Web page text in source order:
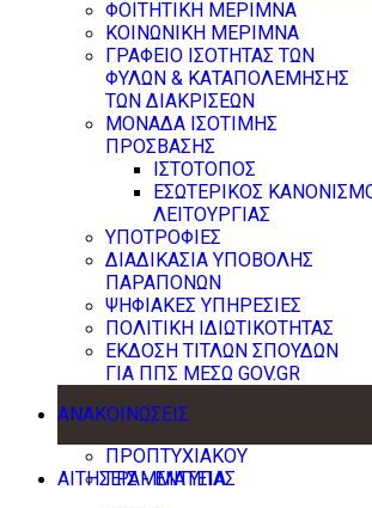
ΦΟΙΤΗΤΙΚΗ ΜΕΡΙΜΝΑ
ΚΟΙΝΩΝΙΚΗ ΜΕΡΙΜΝΑ
ΓΡΑΦΕΙΟ ΙΣΟΤΗΤΑΣ ΤΩΝ
ΦΥΛΩΝ & ΚΑΤΑΠΟΛΕΜΗΣΗΣ
ΤΩΝ ΔΙΑΚΡΙΣΕΩΝ
ΜΟΝΑΔΑ ΙΣΟΤΙΜΗΣ
ΠΡΟΣΒΑΣΗΣ
ΙΣΤΟΤΟΠΟΣ
ΕΣΩΤΕΡΙΚΟΣ
ΛΕΙΤΟΥΡΓΙΑΣ
ΥΠΟΤΡΟΦΙΕΣ
ΔΙΑΔΙΚΑΣΙΑ ΥΠΟΒΟΛΗΣ
ΠΑΡΑΠΟΝΩΝ
ΨΗΦΙΑΚΕΣ ΥΠΗΡΕΣΙΕΣ
ΠΟΛΙΤΙΚΗ ΙΔΙΩΤΙΚΟΤΗΤΑΣ
ΕΚΔΟΣΗ ΤΙΤΛΩΝ ΣΠΟΥΔΩΝ
ΓΙΑ ΠΠΣ ΜΕΣΩ GOV.GR
ΑΝΑΚΟΙΝΩΣΕΙΣ
ΠΡΟΠΤΥΧΙΑΚΟΥ
ΓΡΑΜΜΑΤΕΙΑΣ
ΑΙΤΗΣΕΙΣ - ΕΝΤΥΠΑ